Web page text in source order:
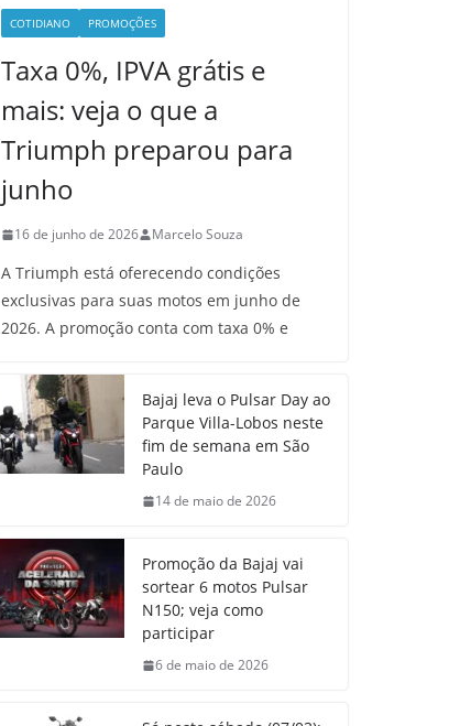
COTIDIANO PROMOÇÕES
Taxa 0%, IPVA grátis e
mais: veja o que a
Triumph preparou para
junho
16 de junho de 2026 Marcelo Souza
A Triumph está oferecendo condições
exclusivas para suas motos em junho de
2026. A promoção conta com taxa 0% e
Bajaj leva o Pulsar Day ao
Parque Villa-Lobos neste
fim de semana em São
Paulo
14 de maio de 2026
Promoção da Bajaj vai
sortear 6 motos Pulsar
N150; veja como
participar
6 de maio de 2026